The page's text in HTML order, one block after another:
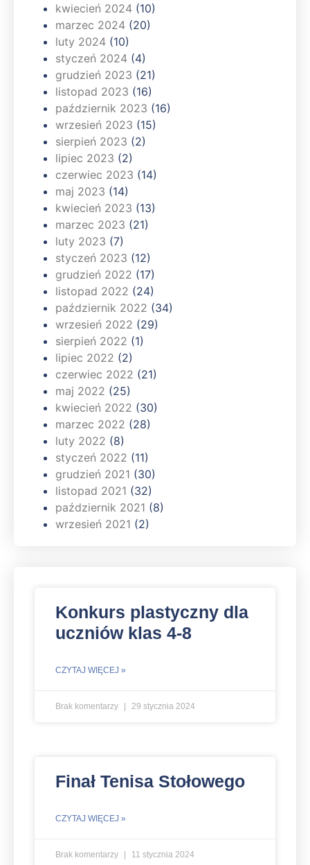
kwiecień 2024 (10)
marzec 2024 (20)
luty 2024 (10)
styczeń 2024 (4)
grudzień 2023 (21)
listopad 2023 (16)
październik 2023 (16)
wrzesień 2023 (15)
sierpień 2023 (2)
lipiec 2023 (2)
czerwiec 2023 (14)
maj 2023 (14)
kwiecień 2023 (13)
marzec 2023 (21)
luty 2023 (7)
styczeń 2023 (12)
grudzień 2022 (17)
listopad 2022 (24)
październik 2022 (34)
wrzesień 2022 (29)
sierpień 2022 (1)
lipiec 2022 (2)
czerwiec 2022 (21)
maj 2022 (25)
kwiecień 2022 (30)
marzec 2022 (28)
luty 2022 (8)
styczeń 2022 (11)
grudzień 2021 (30)
listopad 2021 (32)
październik 2021 (8)
wrzesień 2021 (2)
Konkurs plastyczny dla
uczniów klas 4-8
CZYTAJ WIĘCEJ »
Brak komentarzy 29 stycznia 2024
Finał Tenisa Stołowego
CZYTAJ WIĘCEJ »
Brak komentarzy 11 stycznia 2024